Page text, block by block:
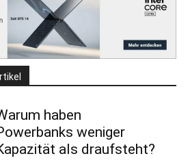
haben
weniger
als draufsteht?